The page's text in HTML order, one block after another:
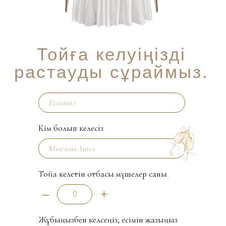
Тойға келуіңізді
растауды сұраймыз.
Кім болып келесіз
Тойға келетін отбасы мүшелер саны
– +
Жұбыңызбен келсеңіз, есімін жазыңыз